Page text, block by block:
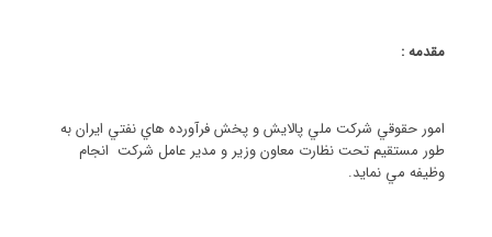
مقدمه :
امور حقوقي شركت ملي پالايش و پخش فرآورده هاي نفتي ايران به
طور مستقيم تحت نظارت معاون وزير و مدير عامل شركت انجام
وظيفه مي نمايد.